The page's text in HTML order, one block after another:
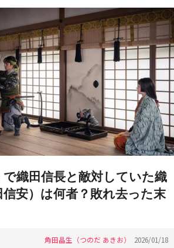
で織田信長と敵対していた織
信安）は何者？敗れ去った末
角田晶生（つのだ あきお） 2026/01/18